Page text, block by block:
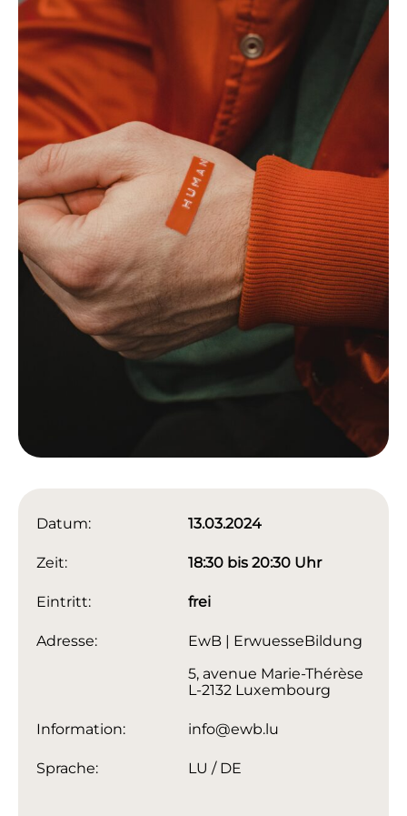
Datum: 13.03.2024
Zeit: 18:30 bis 20:30 Uhr
Eintritt: frei
Adresse:
EwB | ErwuesseBildung
5, avenue Marie-Thérèse
L-2132 Luxembourg
Information: info@ewb.lu
Sprache: LU / DE